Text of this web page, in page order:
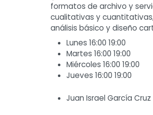
formatos de archivo y
cualitativas y
análisis básico y diseño
Lunes 16:00 19:00
Martes 16:00 19:00
Miércoles 16:00 19:00
Jueves 16:00 19:00
Juan Israel García Cruz